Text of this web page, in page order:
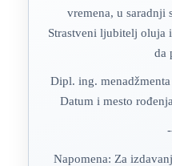
vremena, u saradnji
Strastveni ljubitelj oluja
da
Dipl. ing.
Datum i mesto
Napomena: Za